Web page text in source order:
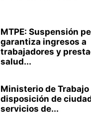
MTPE: Suspensión
garantiza ingresos a
trabajadores y
salud...
Ministerio de Trabajo
disposición de
servicios de...